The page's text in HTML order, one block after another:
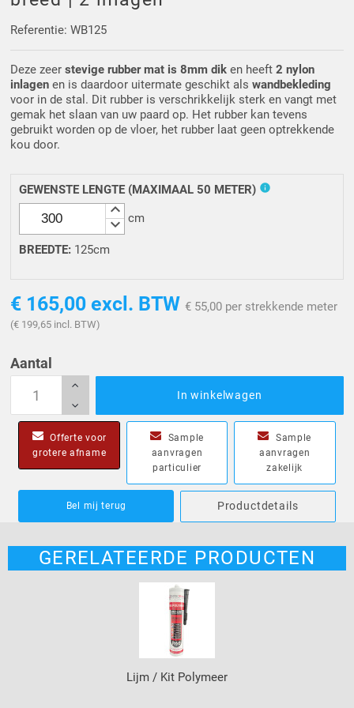
Driehoek/Wig profielen
Silicone U Profielen
Luikenpakking
Oploopprofielen
Hoekprofielen
O-ringen
Schoonmaakmiddel
Referentie: WB125
Deze zeerstevige rubber mat is 8mm dik en heeft2 nylon
inlagenen is daardoor uitermate geschikt alswandbekleding
voor in de stal. Dit rubber is verschrikkelijk sterk en vangt met
gemak het slaan van uw paard op. Het rubber kan tevens
gebruikt worden op de vloer, het rubber laat geen optrekkende
kou door.
GEWENSTE LENGTE (MAXIMAAL 50 METER) info
keyboard_arrow_up
keyboard_arrow_down cm
BREEDTE: 125cm
€ 165,00 excl. BTW € 55,00 per strekkende meter
(€ 199,65 incl. BTW)
Aantal
In winkelwagen
Offerte voor
grotere afname
Sample
aanvragen
particulier
Sample
aanvragen
zakelijk
Bel mij terug Productdetails
GERELATEERDE PRODUCTEN
Lijm / Kit Polymeer